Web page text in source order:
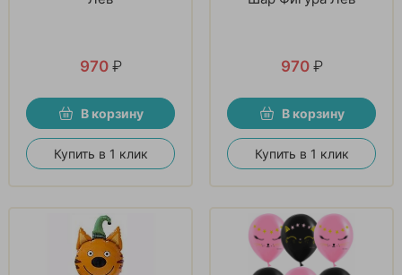
970 ₽
В корзину
Купить в 1 клик
970 ₽
В корзину
Купить в 1 клик